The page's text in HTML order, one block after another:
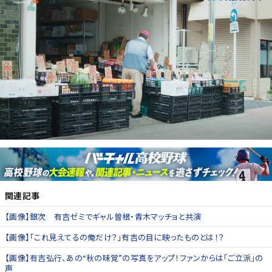
関連記事
【画像】銀次 有吉ゼミでギャル曽根・青木マッチョと共演
【画像】「これ見えてるの俺だけ？」有吉の目に映ったものとは！？
【画像】有吉弘行、あの“秋の味覚”の写真をアップ！ファンからは「ご立派」の
声